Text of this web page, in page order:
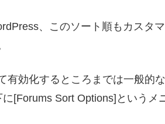
、このソート順もカスタ
有効化するところまでは一般的
[Forums Sort Options]というメ